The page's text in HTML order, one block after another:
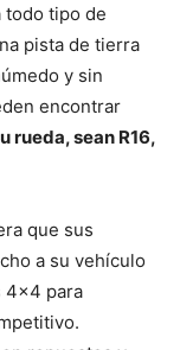
todo tipo de
pista de tierra
y sin
encontrar
rueda, sean R16,
que sus
a su vehículo
4×4 para